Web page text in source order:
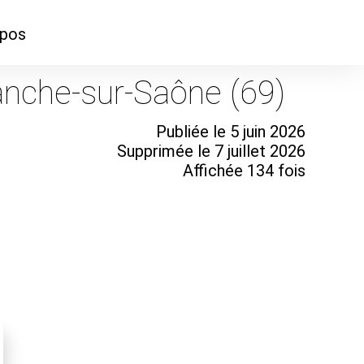
sur-Saône (69)
Publiée le 5 juin 2026
Supprimée le 7 juillet 2026
Affichée 134 fois